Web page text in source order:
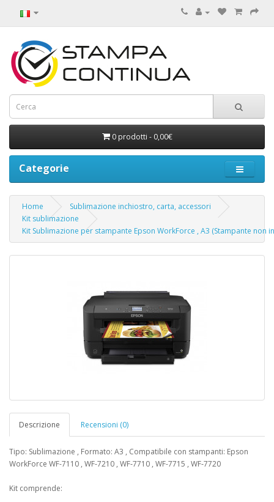
0 prodotti - 0,00€
Categorie
Home
Sublimazione inchiostro, carta, accessori
Kit sublimazione
Kit Sublimazione per stampante Epson WorkForce , A3 (Stampante non
Descrizione Recensioni (0)
Tipo: Sublimazione , Formato: A3 , Compatibile con stampanti: Epson
WorkForce WF-7110 , WF‑7210 , WF‑7710 , WF-7715 , WF‑7720
Kit comprende: